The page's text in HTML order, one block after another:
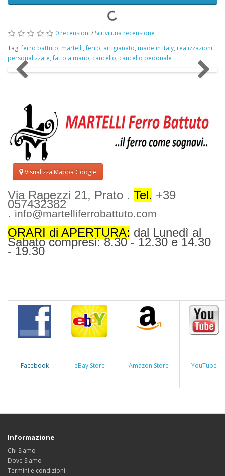
0 recensioni / Scrivi una recensione
Tag:ferro battuto, martelli,ferro, artigianato, made in italy, realizzazioni
personalizzate,fatto a mano, cancello, cancello pedonale
Visualizza Mappa Google
Via Rapezzi 21, Prato . Tel. +39
057432382
. info@martelliferrobattuto.com
ORARI di APERTURA: dal Lunedì al
Sabato compresi: 8.30 - 12.30 e 14.30
- 19.30
Facebook eBay Store Amazon Store YouTube
Informazione
Chi Siamo
Dove Siamo
Termini e condizioni